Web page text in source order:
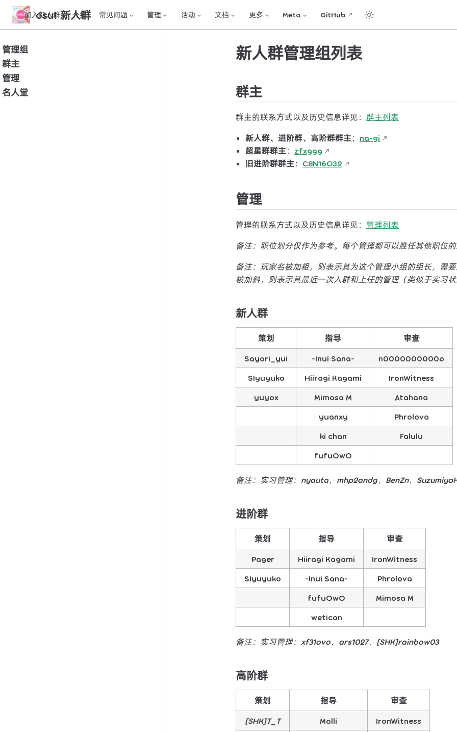
osu! 新人群
加入新人群 介绍 常见问题 管理 活动 文档 更多 Meta GitHub
管理组
群主
管理
名人堂
新人群管理组列表
群主
群主的联系方式以及历史信息详见： 群主列表
新人群、进阶群、高阶群群主 ： na-gi
超星群群主 ： zfxggg
旧进阶群群主 ： C8N16O32
管理
管理的联系方式以及历史信息详见： 管理列表
备注：职位划分仅作为参考。每个管理都可以胜任其他职位的
备注：玩家名被加粗，则表示其为这个管理小组的组长，需
被加斜，则表示其最近一次入群和上任的管理（类似于实习状
新人群
策划 指导 审查
Sayori_yui -Inui Sana-
n0000000000o
SIyuyuko
Hiiragi Kagami
IronWitness
yuyox
Mimosa M
Atahana
yuanxy
Phrolova
ki chan
Falulu
fufuOwO
备注：实习管理：nyauta、mhp2andg、BenZn、
进阶群
策划 指导 审查
Pager Hiiragi Kagami
IronWitness
SIyuyuko
-Inui Sana-
Phrolova
fufuOwO
Mimosa M
wetican
备注：实习管理：xf31ovo、ars1027、[SHK]rainbow03
高阶群
策划 指导 审查
[SHK]T_T Molli
IronWitness